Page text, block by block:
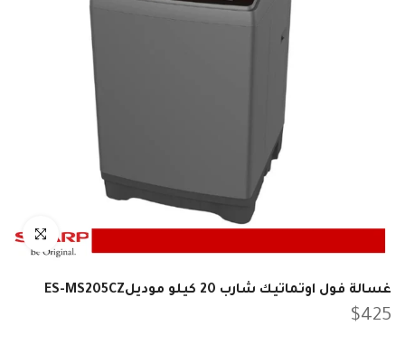
انقر للتكبير
غسالة فول اوتماتيك شارب 20 كيلو موديلES-MS205CZ
$425